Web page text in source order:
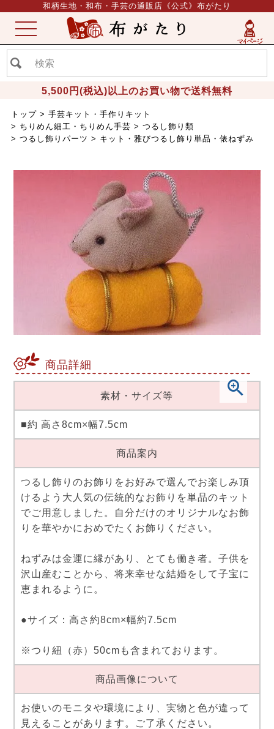
和柄生地・和布・手芸の通販店《公式》布がたり
5,500円(税込)以上のお買い物で送料無料
ME
NU
トップ
手芸キット・手作りキット
ちりめん細工・ちりめん手芸
つるし飾り類
つるし飾りパーツ
キット・雅びつるし飾り単品・俵ねずみ
商品詳細
素材・サイズ等
■約 高さ8cm×幅7.5cm
商品案内
つるし飾りのお飾りをお好みで選んでお楽しみ頂
けるよう大人気の伝統的なお飾りを単品のキット
でご用意しました。自分だけのオリジナルなお飾
りを華やかにおめでたくお飾りください。
ねずみは金運に縁があり、とても働き者。子供を
沢山産むことから、将来幸せな結婚をして子宝に
恵まれるように。
●サイズ：高さ約8cm×幅約7.5cm
※つり紐（赤）50cmも含まれております。
商品画像について
お使いのモニタや環境により、実物と色が違って
見えることがあります。ご了承ください。